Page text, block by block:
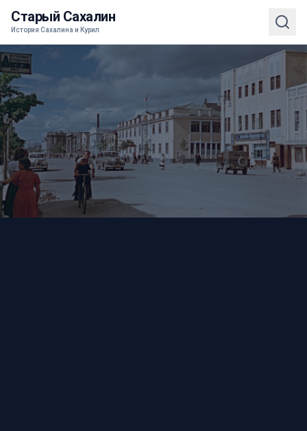
Старый Сахалин
История Сахалина и Курил